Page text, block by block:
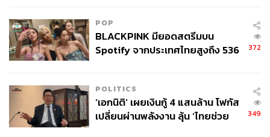
POP
BLACKPINK มียอดสตรีมบน
Spotify จากประเทศไทยสูงถึง 536
372
POLITICS
‘เอกนิติ’ เผยเงินกู้ 4 แสนล้าน โฟกัส
เปลี่ยนผ่านพลังงาน ลุ้น ‘ไทยช่วย
349